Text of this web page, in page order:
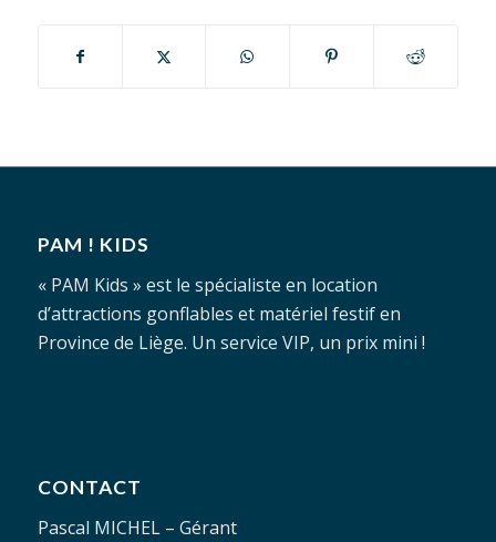
PAM ! KIDS
« PAM Kids » est le spécialiste en location
d’attractions gonflables et matériel festif en
Province de Liège. Un service VIP, un prix mini !
CONTACT
Pascal MICHEL – Gérant